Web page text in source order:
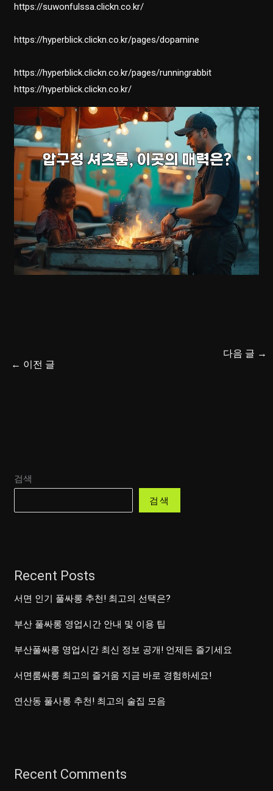
https://suwonfulssa.clickn.co.kr/
https://hyperblick.clickn.co.kr/pages/dopamine
https://hyperblick.clickn.co.kr/pages/runningrabbit
https://hyperblick.clickn.co.kr/
← 이전 글
다음 글 →
검색
검색
Recent Posts
서면 인기 풀싸롱 추천! 최고의 선택은?
부산 풀싸롱 영업시간 안내 및 이용 팁
부산풀싸롱 영업시간 최신 정보 공개! 언제든 즐기세요
서면룸싸롱 최고의 즐거움 지금 바로 경험하세요!
연산동 풀사롱 추천! 최고의 술집 모음
Recent Comments